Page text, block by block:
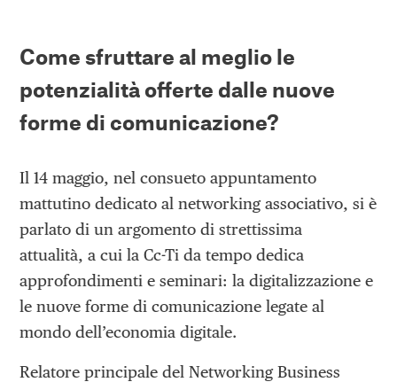
Come sfruttare al meglio le
potenzialità offerte dalle nuove
forme di comunicazione?
Il 14 maggio, nel consueto appuntamento
mattutino dedicato al networking associativo, si è
parlato di un argomento di strettissima
attualità, a cui la Cc-Ti da tempo dedica
approfondimenti e seminari: la digitalizzazione e
le nuove forme di comunicazione legate al
mondo dell’economia digitale.
Relatore principale del Networking Business